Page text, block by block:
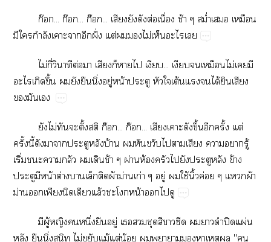
ก๊...​ก๊...​ก๊...​​​​ต่​ื่​ช้​ม่ำ​​
​​ำ​​​​ฝั่​ต่​​​ไม่​​​
ไม่​ี่​​ต่​​​​​​...​​​​ไม่​​​
​​ึ้​​​​ิ่​ู่​น้​​​​ต้​​​ได้​​​
​​
​ไม่​​​ั้​​ก๊...​ก๊...​​​​ึ้​​ั้​ต่​
ั้​ี้​​​​​​บ้​​​​​​​​​ู้​
ิ่​​​​​​ช้​ผ่​ห้​​​​​​ข้​
​​น้​ต่​​​​ผ้​ม่​ก่​ู่​​ใช้​ิ้​ค่​​ผ้​
ม่​​​​​ล้​​น้​​​
​ู้​​​ึ่​​ู่​​​​​​​​​​ปิ​ผ่​
​​ิ่​​ไม่​​ม้​ต่​น้​​​​​​"​